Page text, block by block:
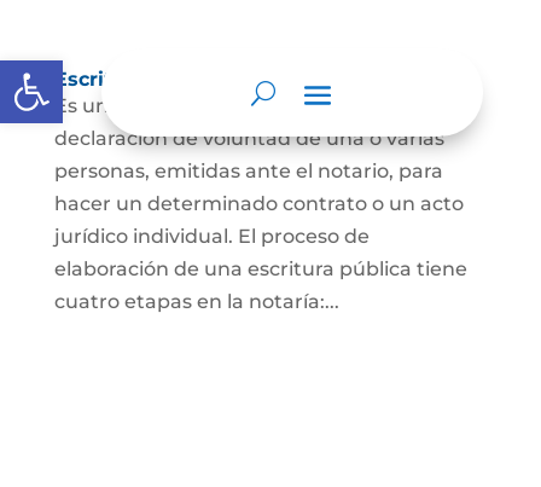
Abrir barra de herramientas
Escritura Pública
Es un documento que contiene la
declaración de voluntad de una o varias
personas, emitidas ante el notario, para
hacer un determinado contrato o un acto
jurídico individual. El proceso de
elaboración de una escritura pública tiene
cuatro etapas en la notaría:...